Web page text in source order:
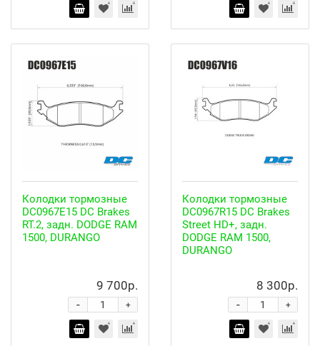
Колодки тормозные
DC0967E15 DC Brakes
RT.2, задн. DODGE RAM
1500, DURANGO
9 700р.
+
-
Колодки тормозные
DC0967R15 DC Brakes
Street HD+, задн.
DODGE RAM 1500,
DURANGO
8 300р.
+
-